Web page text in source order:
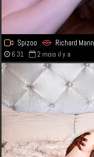
Spizoo Richard Mann
6:31 2 mois il y a